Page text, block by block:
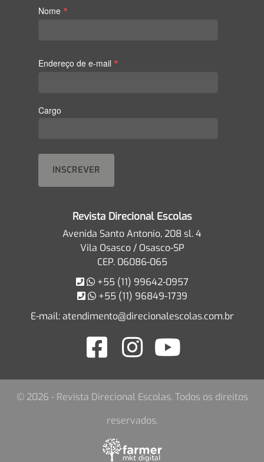
Nome *
Endereço de e-mail *
Cargo
Revista Direcional Escolas
Avenida Santo Antonio, 208 sl. 4
Vila Osasco / Osasco-SP
CEP. 06086-065
+55 (11) 99642-0957
+55 (11) 96849-1739
E-mail:atendimento@direcionalescolas.com.br
© 2026 - Revista Direcional Escolas. Todos os direitos
reservados.